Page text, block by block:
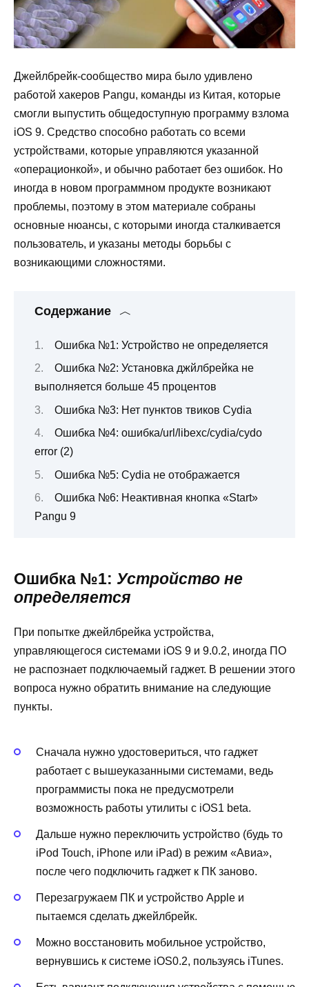
Джейлбрейк-сообщество мира было удивлено
работой хакеров Pangu, команды из Китая, которые
смогли выпустить общедоступную программу взлома
iOS 9. Средство способно работать со всеми
устройствами, которые управляются указанной
«операционкой», и обычно работает без ошибок. Но
иногда в новом программном продукте возникают
проблемы, поэтому в этом материале собраны
основные нюансы, с которыми иногда сталкивается
пользователь, и указаны методы борьбы с
возникающими сложностями.
Содержание
Ошибка №1: Устройство не определяется
Ошибка №2: Установка джйлбрейка не
выполняется больше 45 процентов
Ошибка №3: Нет пунктов твиков Cydia
Ошибка №4: ошибка/url/libexc/cydia/cydo
error (2)
Ошибка №5: Cydia не отображается
Ошибка №6: Неактивная кнопка «Start»
Pangu 9
Ошибка №1: Устройство не
определяется
При попытке джейлбрейка устройства,
управляющегося системами iOS 9 и 9.0.2, иногда ПО
не распознает подключаемый гаджет. В решении этого
вопроса нужно обратить внимание на следующие
пункты.
Сначала нужно удостовериться, что гаджет
работает с вышеуказанными системами, ведь
программисты пока не предусмотрели
возможность работы утилиты с iOS1 beta.
Дальше нужно переключить устройство (будь то
iPod Touch, iPhone или iPad) в режим «Авиа»,
после чего подключить гаджет к ПК заново.
Перезагружаем ПК и устройство Apple и
пытаемся сделать джейлбрейк.
Можно восстановить мобильное устройство,
вернувшись к системе iOS0.2, пользуясь iTunes.